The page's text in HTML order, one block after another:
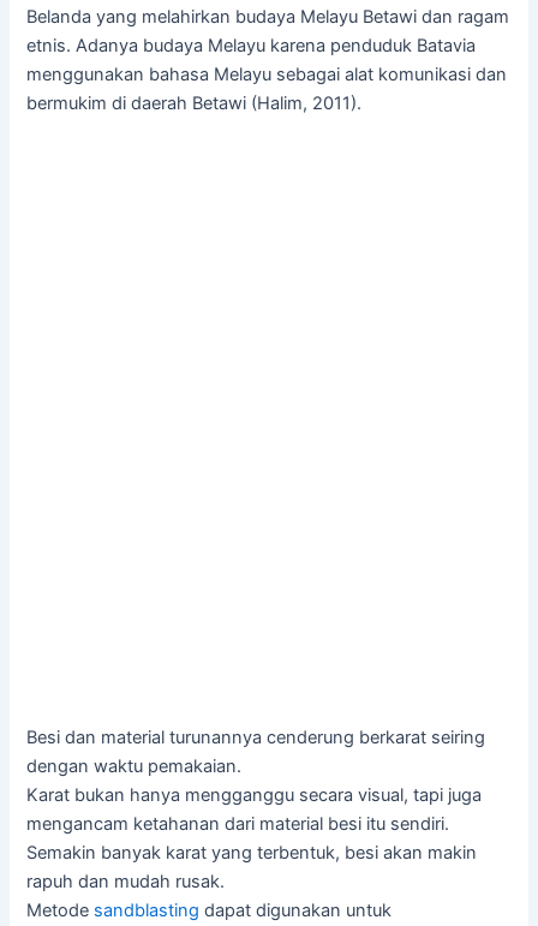
Belanda yang melahirkan budaya Melayu Betawi dan ragam
etnis. Adanya budaya Melayu karena penduduk Batavia
menggunakan bahasa Melayu sebagai alat komunikasi dan
bermukim di daerah Betawi (Halim, 2011).
Besi dan material turunannya cenderung berkarat seiring
dengan waktu pemakaian.
Karat bukan hanya mengganggu secara visual, tapi juga
mengancam ketahanan dari material besi itu sendiri.
Semakin banyak karat yang terbentuk, besi akan makin
rapuh dan mudah rusak.
Metode sandblasting dapat digunakan untuk